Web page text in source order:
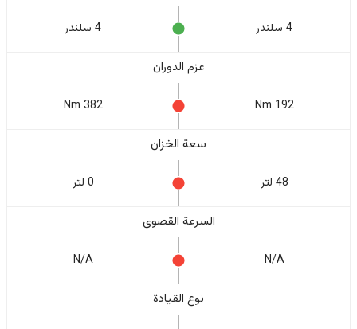
4 سلندر 4 سلندر
عزم الدوران
192 Nm
382 Nm
سعة الخزان
48 لتر 0 لتر
السرعة القصوى
N/A
N/A
نوع القيادة